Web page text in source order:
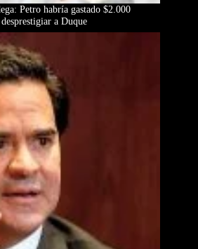
Petro habría gastado $2.000
a Duque